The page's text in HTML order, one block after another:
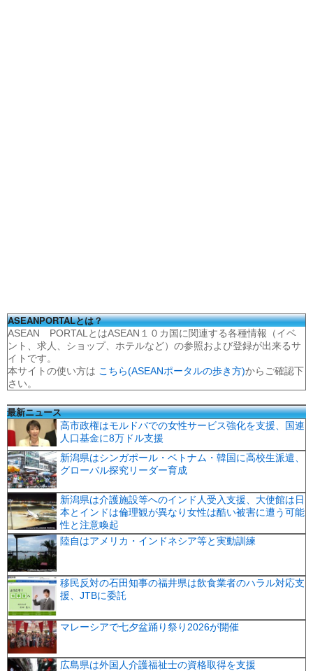
ASEANPORTALとは？
ASEAN PORTALとはASEAN１０カ国に関連する各種情報（イベ
ント、求人、ショップ、ホテルなど）の参照および登録が出来るサ
イトです。
本サイトの使い方は こちら(ASEANポータルの歩き方)からご確認下
さい。
最新ニュース
高市政権はモルドバでの女性サービス強化を支援、国連
人口基金に8万ドル支援
新潟県はシンガポール・ベトナム・韓国に高校生派遣、
グローバル探究リーダー育成
新潟県は介護施設等へのインド人受入支援、大使館は日
本とインドは倫理観が異なり女性は酷い被害に遭う可能
性と注意喚起
陸自はアメリカ・インドネシア等と実動訓練
移民反対の石田知事の福井県は飲食業者のハラル対応支
援、JTBに委託
マレーシアで七夕盆踊り祭り2026が開催
広島県は外国人介護福祉士の資格取得を支援